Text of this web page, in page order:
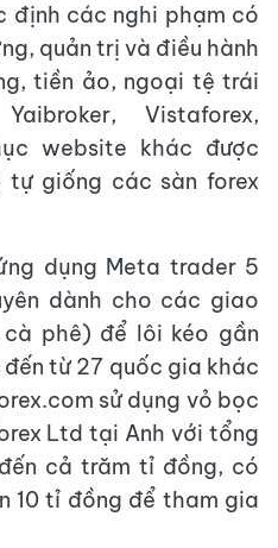
định các nghi phạm có
quản trị và điều hành
tiền ảo, ngoại tệ trái
Vistaforex,
website khác được
giống các sàn forex
dụng Meta trader 5
dành cho các giao
phê) để lôi kéo gần
từ 27 quốc gia khác
sử dụng vỏ bọc
Ltd tại Anh với tổng
cả trăm tỉ đồng, có
10 tỉ đồng để tham gia